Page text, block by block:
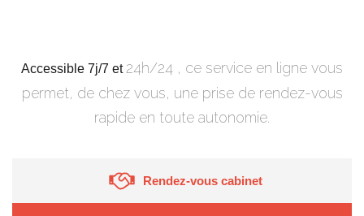
Accessible 7j/7 et 24h/24 , ce service en ligne vous
permet, de chez vous, une prise de rendez-vous
rapide en toute autonomie.
Rendez-vous cabinet